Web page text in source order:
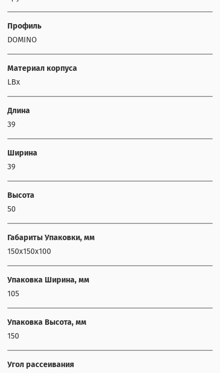
Профиль
DOMINO
Материал корпуса
LBх
Длина
39
Ширина
39
Высота
50
Габариты Упаковки, мм
150x150x100
Упаковка Ширина, мм
105
Упаковка Высота, мм
150
Угол рассеивания